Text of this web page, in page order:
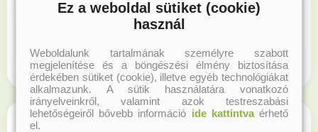
Hűségprogram
Regisztrálj honlapunkon és gyűjtsd a hűségpontokat!
Ez a weboldal sütiket (cookie)
használ
Weboldalunk tartalmának személyre szabott
megjelenítése és a böngészési élmény biztosítása
érdekében sütiket (cookie), illetve egyéb technológiákat
alkalmazunk. A sütik használatára vonatkozó
irányelveinkről, valamint azok testreszabási
lehetőségeiről bővebb információ ide kattintvaérhető
el.